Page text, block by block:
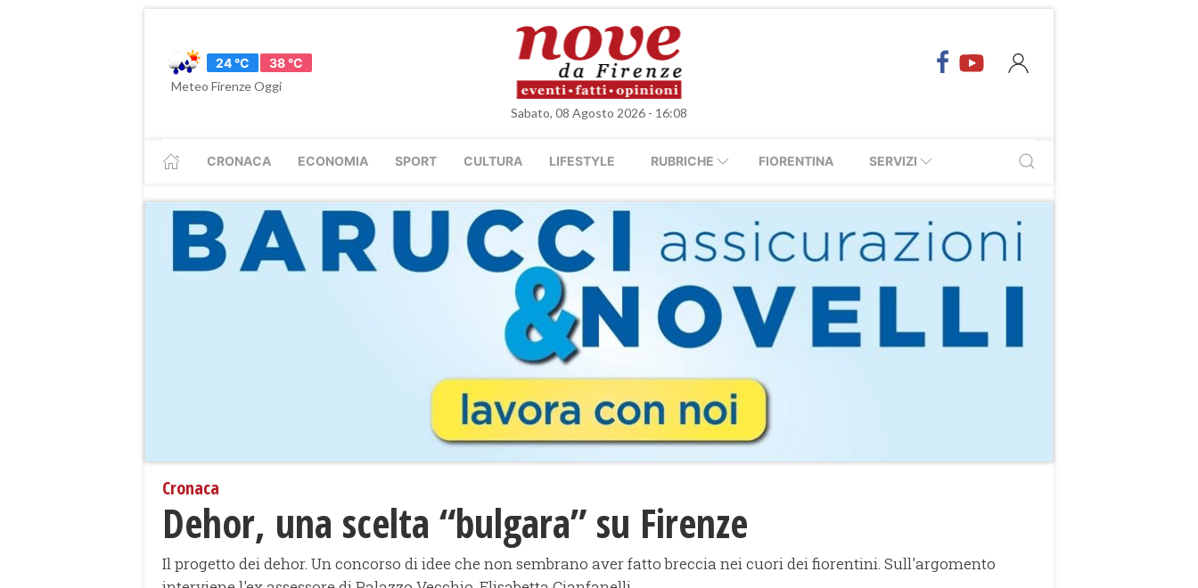
24 °C
38 °C
Meteo Firenze Oggi
Sabato, 08 Agosto 2026 - 16:08
CRONACA ECONOMIA SPORT CULTURA LIFESTYLE RUBRICHE FIORENTINA SERVIZI
Cronaca
Dehor, una scelta “bulgara” su Firenze
Il progetto dei dehor. Un concorso di idee che non sembrano aver fatto breccia nei cuori dei fiorentini. Sull'argomento